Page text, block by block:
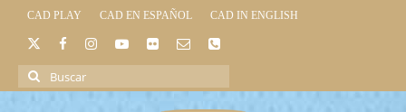
CAD PLAY CAD EN ESPAÑOL CAD IN ENGLISH
Buscar
por: